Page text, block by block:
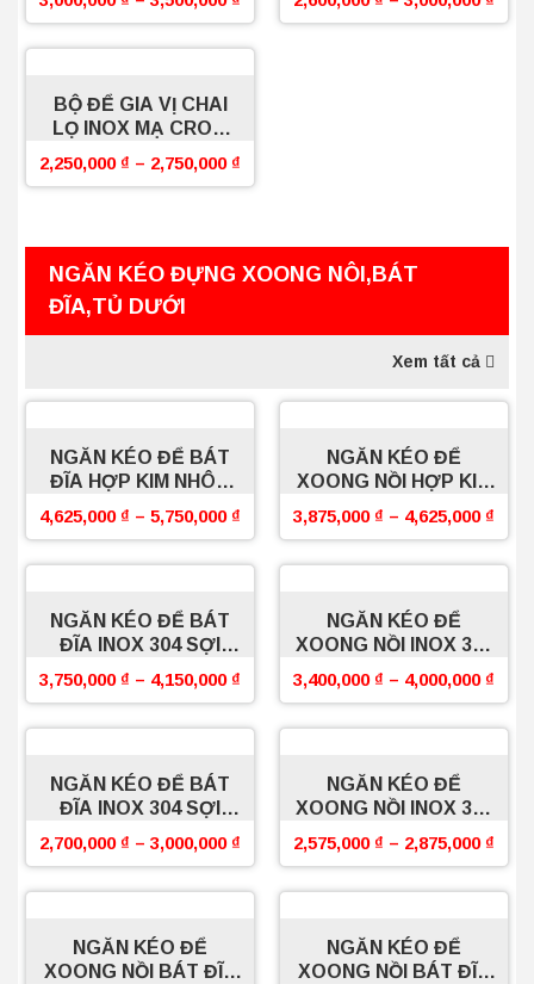
BỘ ĐỂ GIA VỊ CHAI
LỌ INOX MẠ CROM
SỢI FLAT BOSSEU
2,250,000 ₫ – 2,750,000 ₫
NGĂN KÉO ĐỰNG XOONG NÔI,BÁT
ĐĨA,TỦ DƯỚI
Xem tất cả
NGĂN KÉO ĐỂ BÁT
ĐĨA HỢP KIM NHÔM
BOSSEU
4,625,000 ₫ – 5,750,000 ₫
NGĂN KÉO ĐỂ
XOONG NỒI HỢP KIM
NHÔM BOSSEU
3,875,000 ₫ – 4,625,000 ₫
NGĂN KÉO ĐỂ BÁT
ĐĨA INOX 304 SỢI
OVAL BOSSEU
3,750,000 ₫ – 4,150,000 ₫
NGĂN KÉO ĐỂ
XOONG NỒI INOX 304
SỢI OVAL BOSSEU
3,400,000 ₫ – 4,000,000 ₫
NGĂN KÉO ĐỂ BÁT
ĐĨA INOX 304 SỢI
FLAT BOSSEU
2,700,000 ₫ – 3,000,000 ₫
NGĂN KÉO ĐỂ
XOONG NỒI INOX 304
SỢI FLAT BOSSEU
2,575,000 ₫ – 2,875,000 ₫
NGĂN KÉO ĐỂ
XOONG NỒI BÁT ĐĨA
NGĂN KÉO ĐỂ
XOONG NỒI BÁT ĐĨA